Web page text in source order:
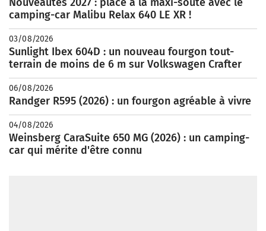
Nouveautés 2027 : place à la maxi-soute avec le
camping-car Malibu Relax 640 LE XR !
03/08/2026
Sunlight Ibex 604D : un nouveau fourgon tout-
terrain de moins de 6 m sur Volkswagen Crafter
06/08/2026
Randger R595 (2026) : un fourgon agréable à vivre
04/08/2026
Weinsberg CaraSuite 650 MG (2026) : un camping-
car qui mérite d'être connu